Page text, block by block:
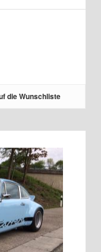
die Wunschliste